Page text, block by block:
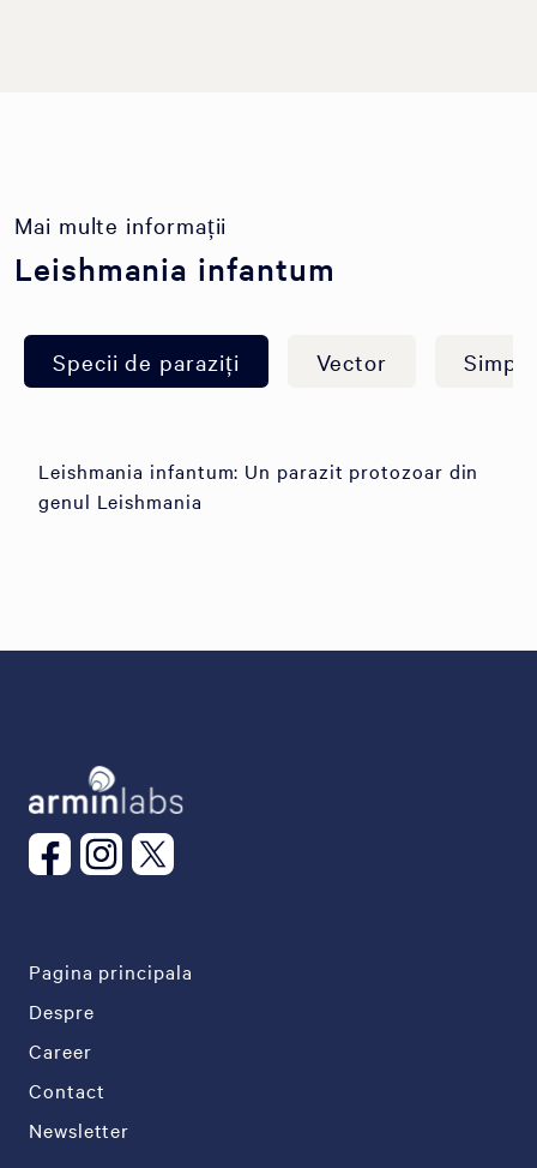
Mai multe informații
Leishmania infantum
Specii de paraziți Vector
Leishmania infantum: Un parazit protozoar din
genul Leishmania
Pagina principala
Despre
Career
Contact
Newsletter